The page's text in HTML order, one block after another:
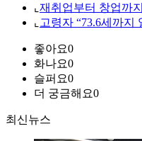
⌞ 재취업부터 창업까
⌞ 고령자 “73.6세까지
좋아요0
화나요0
슬퍼요0
더 궁금해요0
최신뉴스